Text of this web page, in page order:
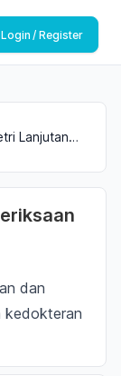
Login / Register
Lanjutan
dan
kedokteran